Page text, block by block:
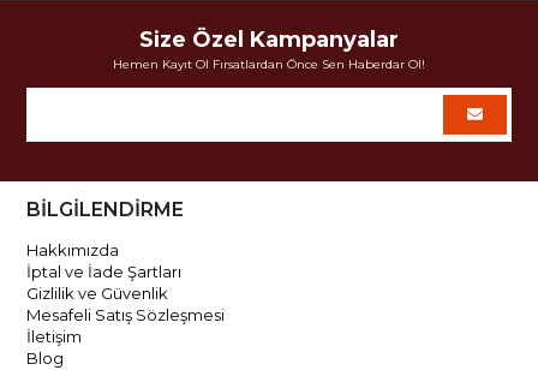
Size Özel Kampanyalar
Hemen Kayıt Ol Fırsatlardan Önce Sen Haberdar Ol!
BİLGİLENDİRME
Hakkımızda
İptal ve İade Şartları
Gizlilik ve Güvenlik
Mesafeli Satış Sözleşmesi
İletişim
Blog